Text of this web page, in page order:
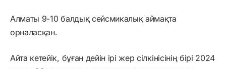
Алматы 9-10 балдық сейсмикалық аймақта
орналасқан.
Айта кетейік, бұған дейін ірі жер сілкінісінің бірі 2024